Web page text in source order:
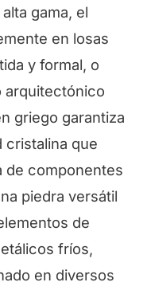
gama, el
en losas
y formal, o
arquitectónico
griego garantiza
cristalina que
de componentes
piedra versátil
de
fríos,
en diversos